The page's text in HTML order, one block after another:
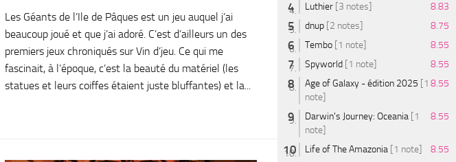
Les Géants de l’Ile de Pâques est un jeu auquel j’ai
beaucoup joué et que j’ai adoré. C’est d’ailleurs un des
premiers jeux chroniqués sur Vin d’jeu. Ce qui me
fascinait, à l’époque, c’est la beauté du matériel (les
statues et leurs coiffes étaient juste bluffantes) et la...
Luthier [3 notes]
8.83
dnup [2 notes]
8.75
Tembo [1 note]
8.55
Spyworld [1 note]
8.55
Age of Galaxy - édition 2025 [1
note]
8.55
Darwin's Journey: Oceania [1
note]
8.55
Life of The Amazonia [1 note]
8.55